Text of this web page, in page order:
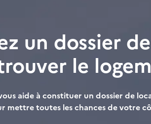
un dossier
le
aide à constituer un dossier de
mettre toutes les chances de votre